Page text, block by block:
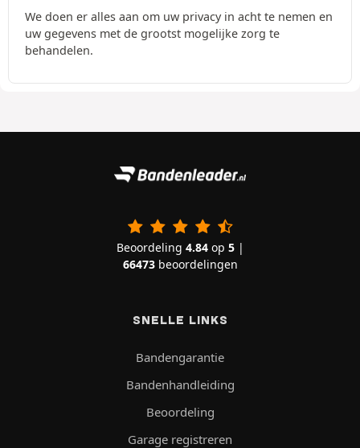
We doen er alles aan om uw privacy in acht te nemen en
uw gegevens met de grootst mogelijke zorg te
behandelen.
Beoordeling 4.84op 5|
66473beoordelingen
SNELLE LINKS
Bandengarantie
Bandenhandleiding
Beoordeling
Garage registreren